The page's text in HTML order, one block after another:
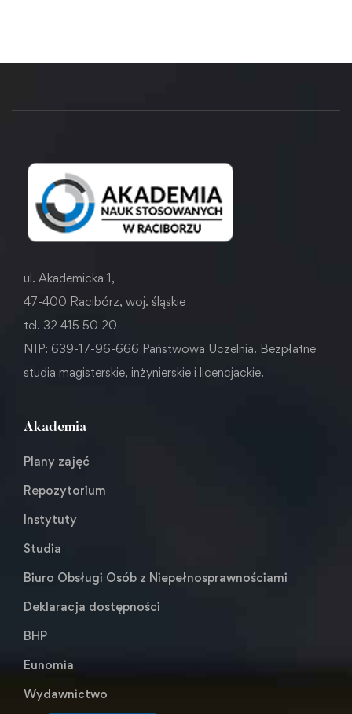
ul. Akademicka 1,
47-400 Racibórz, woj. śląskie
tel. 32 415 50 20
NIP: 639-17-96-666 Państwowa Uczelnia. Bezpłatne
studia magisterskie, inżynierskie i licencjackie.
Akademia
Plany zajęć
Repozytorium
Instytuty
Studia
Biuro Obsługi Osób z Niepełnosprawnościami
Deklaracja dostępności
BHP
Eunomia
Wydawnictwo